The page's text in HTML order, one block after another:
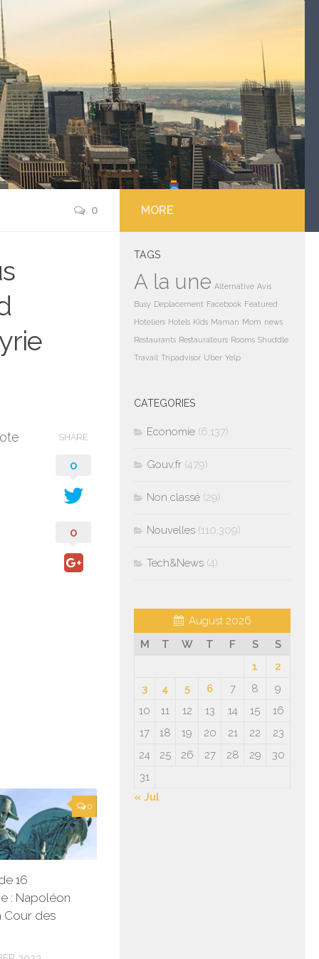
0
SHARE
0
0
0
16
: Napoléon
Cour des
MORE
TAGS
A la une Alternative Avis
Busy Deplacement Facebook Featured
Hoteliers Hotels Kids Maman Mom news
Restaurants Restaurateurs Rooms Shuddle
Travail Tripadvisor Uber Yelp
CATEGORIES
Economie (6,137)
Gouv.fr (479)
Non classé (29)
Nouvelles (110,309)
Tech&News (4)
August 2026
M
T W T F S
S
1
2
3
4 5 6 7 8
9
10
11 12 13 14 15
16
17
18 19 20 21 22
23
24
25 26 27 28 29
30
31
« Jul